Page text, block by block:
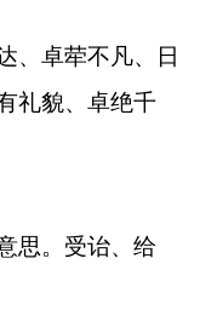
、卓荦不凡、日
礼貌、卓绝千
思。受诒、给